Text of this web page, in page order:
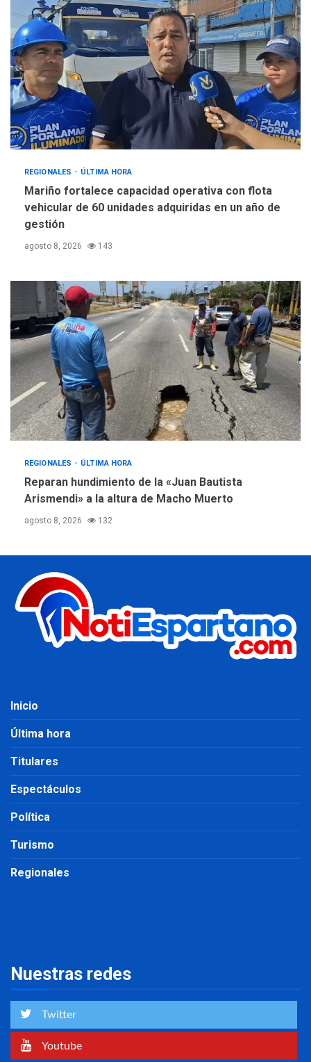
REGIONALES ÚLTIMA HORA
Mariño fortalece capacidad operativa con flota
vehicular de 60 unidades adquiridas en un año de
gestión
agosto 8, 2026 143
REGIONALES ÚLTIMA HORA
Reparan hundimiento de la «Juan Bautista
Arismendi» a la altura de Macho Muerto
agosto 8, 2026 132
Inicio
Última hora
Titulares
Espectáculos
Política
Turismo
Regionales
Nuestras redes
Twitter
Youtube